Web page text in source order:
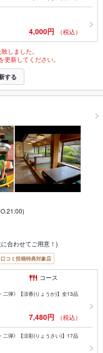
4,000円 （税込）
しました。
新してください。
する
合わせてご用意！)
口コミ投稿特典対象店
コース
二弾》【涼香(りょうか)】全13品
7,480円 （税込）
二弾》【涼彩(りょうさい)】17品